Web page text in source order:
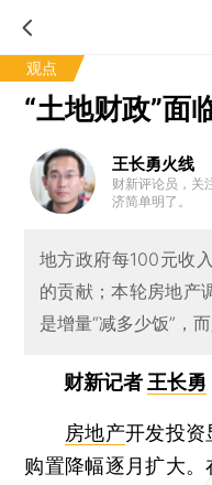
观点
“土地财政”面
王长勇火线
财新评论员，关
济简单明了。
地方政府每100元收
的贡献；本轮房地产
是增量“减多少饭”，
财新记者 王长勇
房地产开发投资
购置降幅逐月扩大。